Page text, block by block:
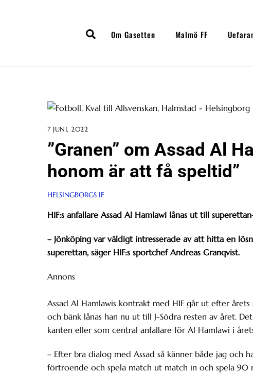
SearchOm Gasetten Malmö FF
7 JUNI, 2022
”Granen” om Assad Al
honom är att få speltid”
HELSINGBORGS IF
HIF:s anfallare Assad Al Hamlawi lånas ut till
– Jönköping var väldigt intresserade av att hitta en
superettan, säger HIF:s sportchef Andreas Granqvist.
Annons
Assad Al Hamlawis kontrakt med HIF går ut efter
och bänk lånas han nu ut till J-Södra resten av året.
kanten eller som central anfallare för Al Hamlawi i
– Efter bra dialog med Assad så känner både jag och
förtroende och spela match ut match in och spela 90